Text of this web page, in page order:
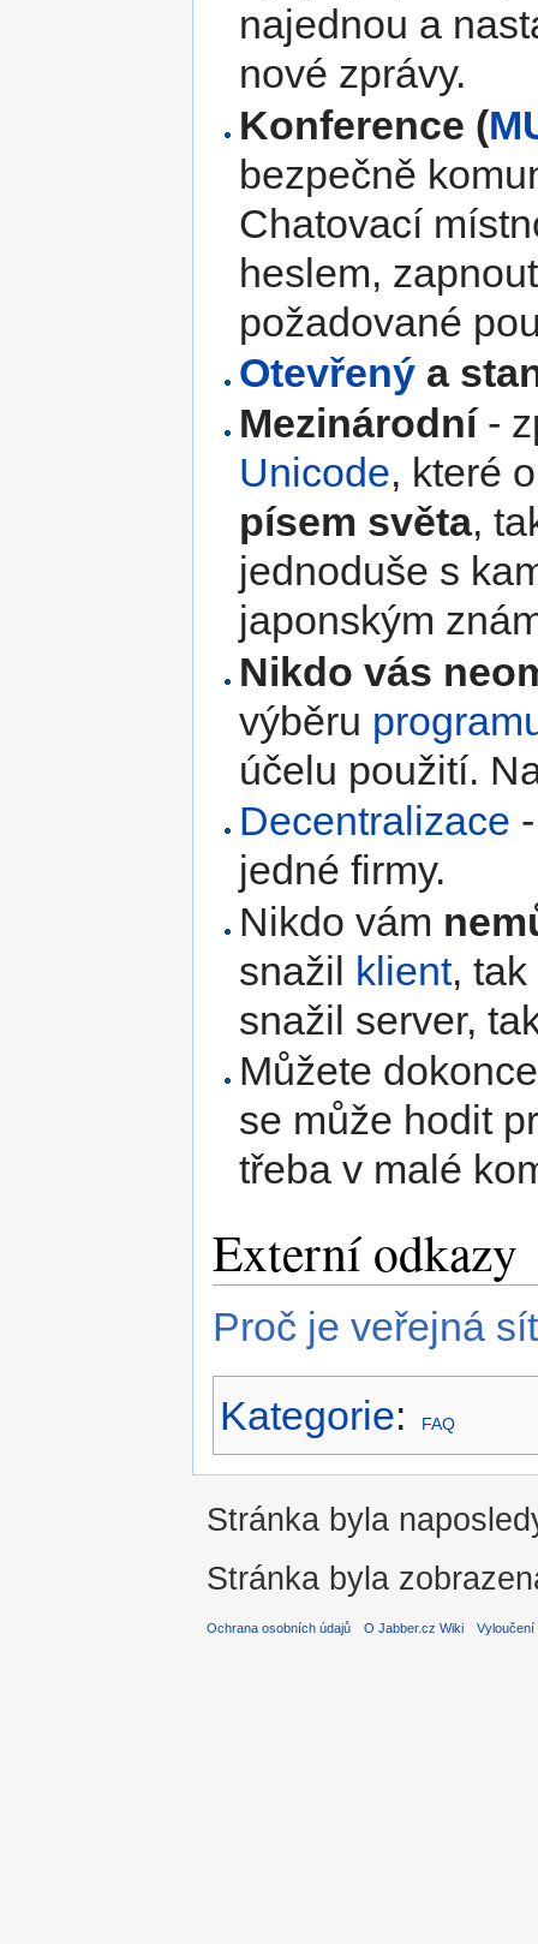
najednou a
nové zprávy.
Konference (
bezpečně
Chatovací
heslem,
požadované
Otevřený a
Mezinárodní-
Unicode, které
písem světa,
jednoduše s
japonským
Nikdo vás
výběru
účelu použití.
Decentralizace
jedné firmy.
Nikdo vám
snažil klient,
snažil server,
Můžete
se může hodit
třeba v malé
Externí odkazy
Proč je veřejná
Kategorie: FAQ
Stránka byla
Stránka byla
Ochrana osobních údajů O Jabber.cz Wiki Vyloučení